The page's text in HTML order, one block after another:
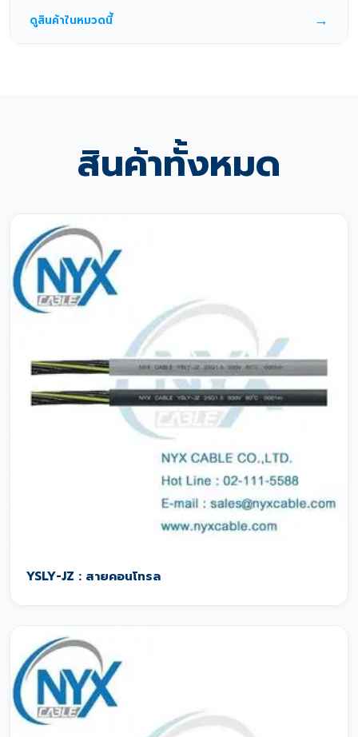
ดูสินค้าในหมวดนี้ →
สินค้าทั้งหมด
YSLY-JZ : สายคอนโทรล